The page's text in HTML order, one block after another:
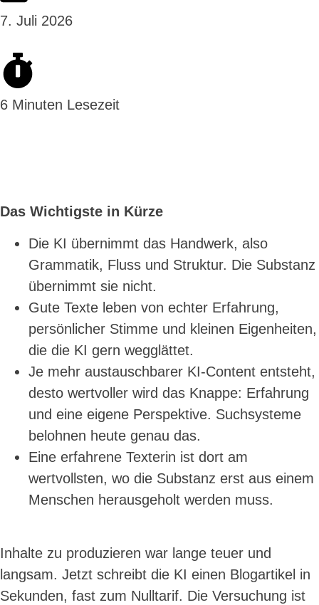
7. Juli 2026
6 Minuten Lesezeit
Das Wichtigste in Kürze
Die KI übernimmt das Handwerk, also
Grammatik, Fluss und Struktur. Die Substanz
übernimmt sie nicht.
Gute Texte leben von echter Erfahrung,
persönlicher Stimme und kleinen Eigenheiten,
die die KI gern wegglättet.
Je mehr austauschbarer KI-Content entsteht,
desto wertvoller wird das Knappe: Erfahrung
und eine eigene Perspektive. Suchsysteme
belohnen heute genau das.
Eine erfahrene Texterin ist dort am
wertvollsten, wo die Substanz erst aus einem
Menschen herausgeholt werden muss.
Inhalte zu produzieren war lange teuer und
langsam. Jetzt schreibt die KI einen Blogartikel in
Sekunden, fast zum Nulltarif. Die Versuchung ist